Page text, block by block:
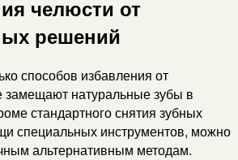
челюсти от
решений
способов избавления от
замещают натуральные зубы в
стандартного снятия зубных
специальных инструментов, можно
альтернативным методам.